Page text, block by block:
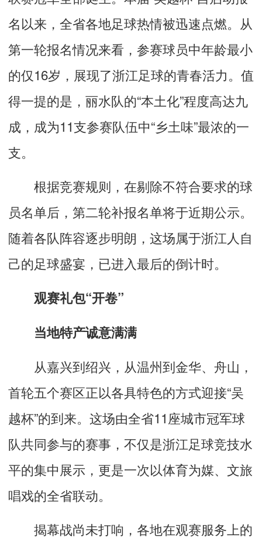
名以来，全省各地足球热情被迅速点燃。从
第一轮报名情况来看，参赛球员中年龄最小
的仅16岁，展现了浙江足球的青春活力。值
得一提的是，丽水队的“本土化”程度高达九
成，成为11支参赛队伍中“乡土味”最浓的一
支。
根据竞赛规则，在剔除不符合要求的球
员名单后，第二轮补报名单将于近期公示。
随着各队阵容逐步明朗，这场属于浙江人自
己的足球盛宴，已进入最后的倒计时。
观赛礼包“开卷”
当地特产诚意满满
从嘉兴到绍兴，从温州到金华、舟山，
首轮五个赛区正以各具特色的方式迎接“吴
越杯”的到来。这场由全省11座城市冠军球
队共同参与的赛事，不仅是浙江足球竞技水
平的集中展示，更是一次以体育为媒、文旅
唱戏的全省联动。
揭幕战尚未打响，各地在观赛服务上的